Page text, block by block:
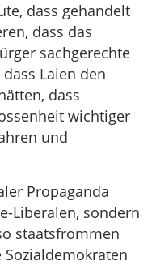
dass gehandelt
dass das
sachgerechte
Laien den
dass
wichtiger
und
Propaganda
Liberalen, sondern
staatsfrommen